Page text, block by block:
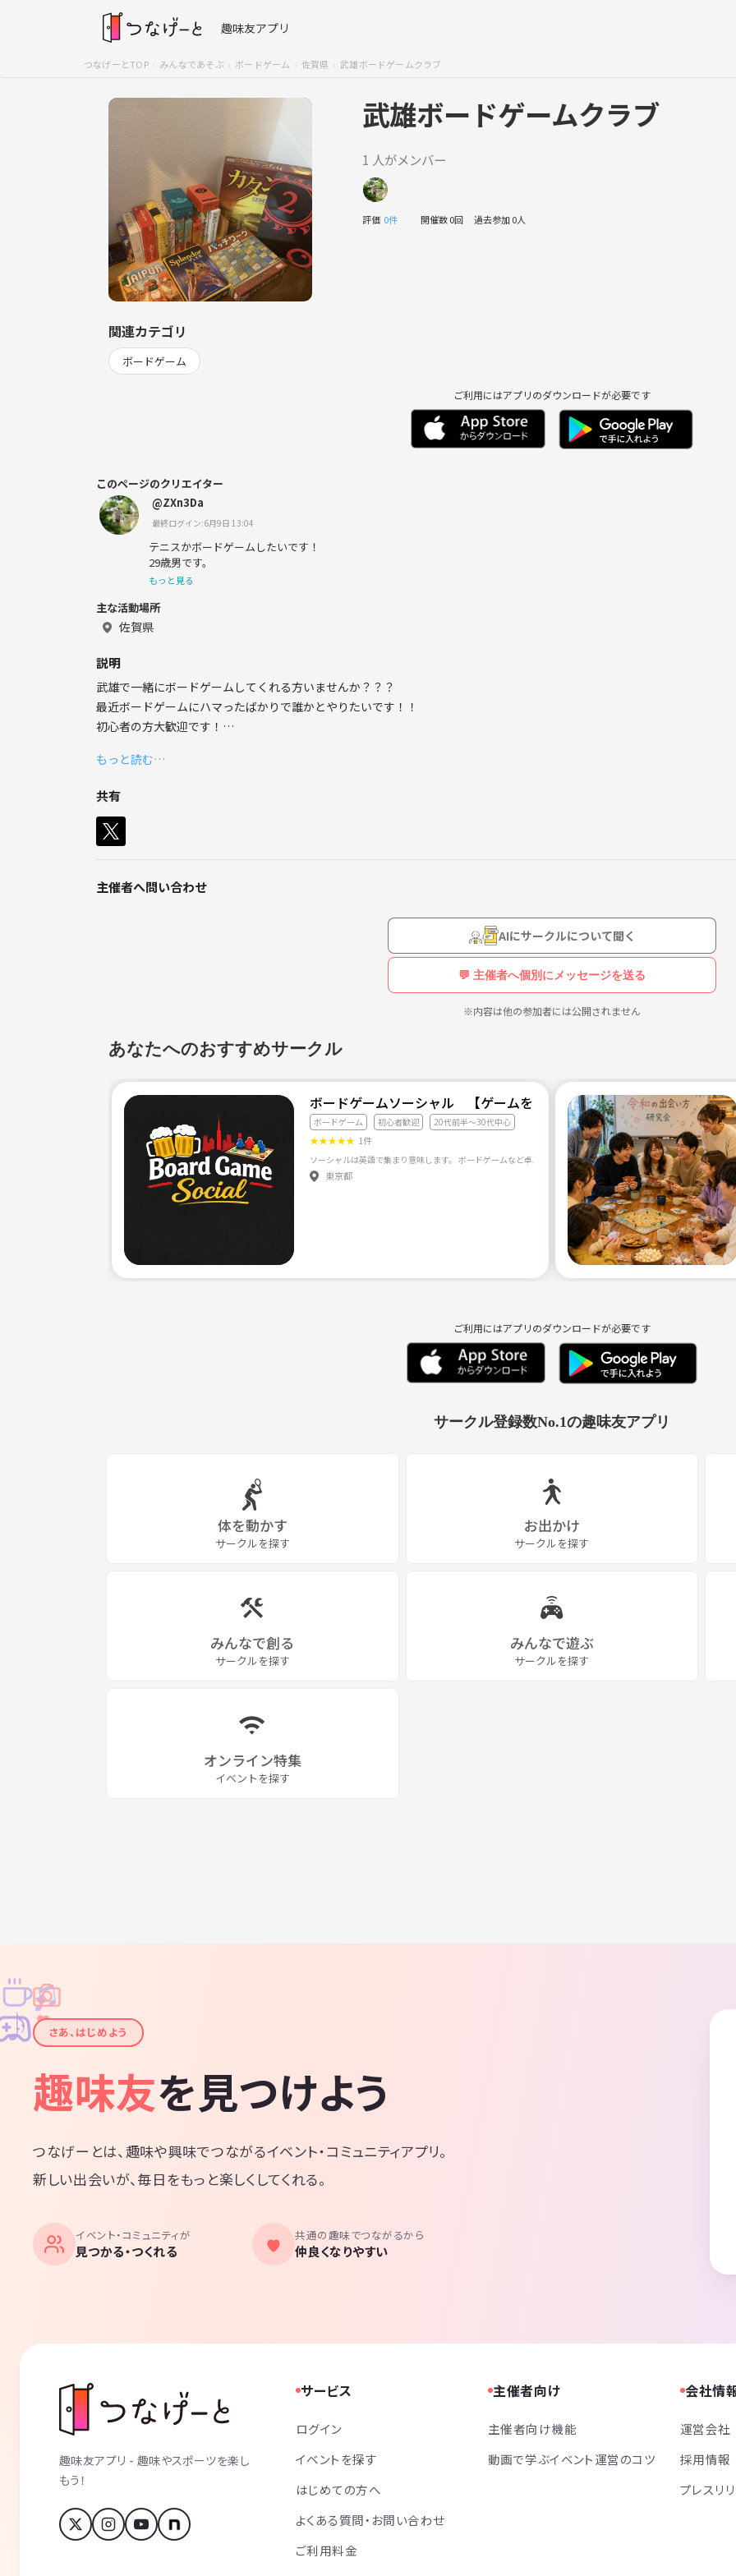
趣味友アプリ
つなげーとTOP みんなであそぶ ボードゲーム 佐賀県 武雄ボードゲームクラブ
武雄ボードゲームクラブ
1 人がメンバー
評価 0件 開催数 0回 過去参加 0人
関連カテゴリ
ボードゲーム
ご利用にはアプリのダウンロードが必要です
このページのクリエイター
@ZXn3Da
最終ログイン:6月9日 13:04
テニスかボードゲームしたいです！
29歳男です。
もっと見る
主な活動場所
佐賀県
説明
武雄で一緒にボードゲームしてくれる方いませんか？？？
最近ボードゲームにハマったばかりで誰かとやりたいです！！
初心者の方大歓迎です！
もっと読む…
共有
主催者へ問い合わせ
AIにサークルについて聞く
💬 主催者へ個別にメッセージを送る
※内容は他の参加者には公開されません
あなたへのおすすめサークル
ボードゲームソーシャル 【ゲームを通じて新しい刺激と楽しみを/20代
ボードゲーム 初心者歓迎 20代前半〜30代中心
★★★★★ 1件
ソーシャルは英語で集まり意味します。 ボードゲームなど卓上でできるゲームを通じて、 新たな出会いや刺激、
東京都
ご利用にはアプリのダウンロードが必要です
サークル登録数No.1の趣味友アプリ
体を動かす
サークルを探す
お出かけ
サークルを探す
みんなで創る
サークルを探す
みんなで遊ぶ
サークルを探す
オンライン特集
イベントを探す
✦
✦
✧
✧
♪
♫
さあ、はじめよう
趣味友を見つけよう
つなげーとは、趣味や興味でつながるイベント・コミュニティアプリ。
新しい出会いが、毎日をもっと楽しくしてくれる。
イベント・コミュニティが
見つかる・つくれる
共通の趣味でつながるから
仲良くなりやすい
趣味友アプリ - 趣味やスポーツを楽し
もう！
サービス
ログイン
イベントを探す
はじめての方へ
よくある質問・お問い合わせ
ご利用料金
主催者向け
主催者向け機能
動画で学ぶイベント運営のコツ
会社情
運営会社
採用情報
プレスリ